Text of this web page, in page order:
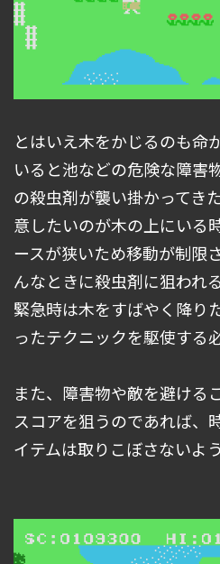
とはいえ木をかじるのも命
いると池などの危険な障害
の殺虫剤が襲い掛かってき
意したいのが木の上にいる
ースが狭いため移動が制限
んなときに殺虫剤に狙われ
緊急時は木をすばやく降り
ったテクニックを駆使する
また、障害物や敵を避ける
スコアを狙うのであれば、
イテムは取りこぼさないよ